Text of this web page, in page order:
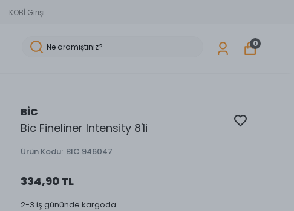
KOBİ Girişi
0
BİC
Bic Fineliner Intensity 8'li
Ürün Kodu: BIC 946047
334,90 TL
2-3 iş gününde kargoda